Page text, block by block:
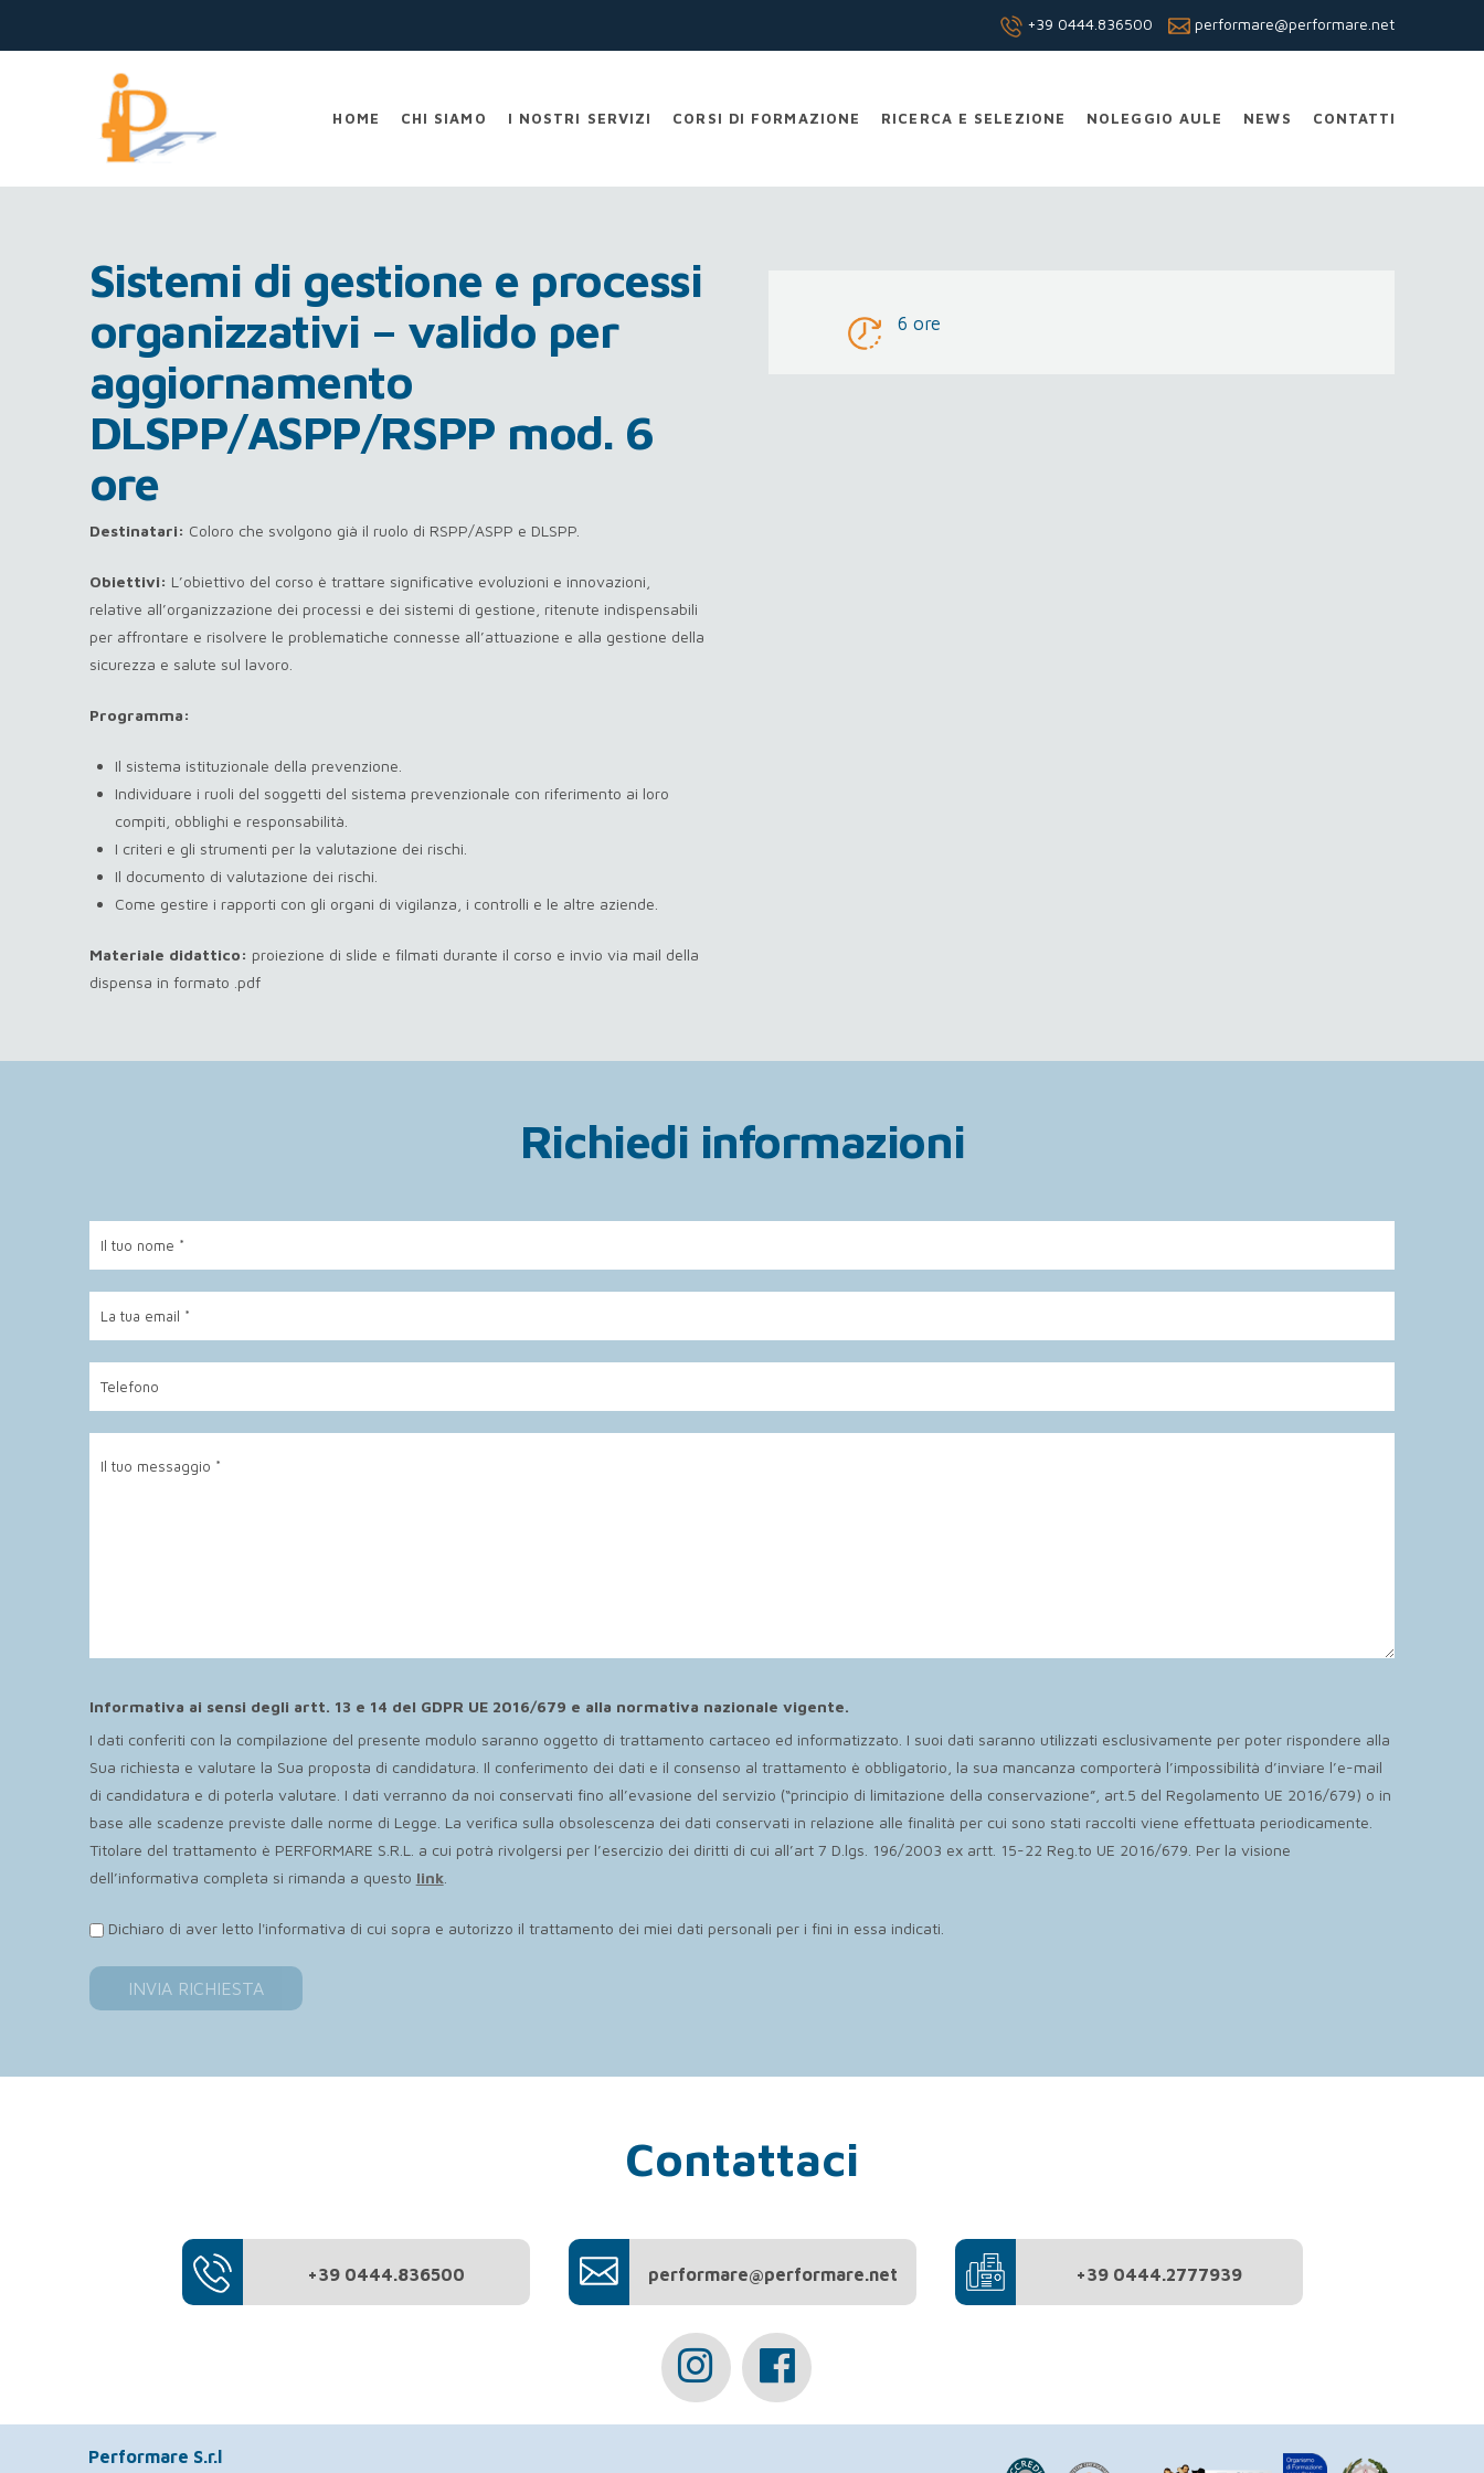
+39 0444.836500 performare@performare.net
Performare
HOME CHI SIAMO I NOSTRI SERVIZI CORSI DI FORMAZIONE RICERCA E SELEZIONE NOLEGGIO AULE NEWS CONTATTI
Sistemi di gestione e processi
organizzativi – valido per
aggiornamento
DLSPP/ASPP/RSPP mod. 6
ore
Destinatari: Coloro che svolgono già il ruolo di RSPP/ASPP e DLSPP.
Obiettivi: L’obiettivo del corso è trattare significative evoluzioni e innovazioni,
relative all’organizzazione dei processi e dei sistemi di gestione, ritenute indispensabili
per affrontare e risolvere le problematiche connesse all’attuazione e alla gestione della
sicurezza e salute sul lavoro.
Programma:
Il sistema istituzionale della prevenzione.
Individuare i ruoli del soggetti del sistema prevenzionale con riferimento ai loro
compiti, obblighi e responsabilità.
I criteri e gli strumenti per la valutazione dei rischi.
Il documento di valutazione dei rischi.
Come gestire i rapporti con gli organi di vigilanza, i controlli e le altre aziende.
Materiale didattico: proiezione di slide e filmati durante il corso e invio via mail della
dispensa in formato .pdf
6 ore
Richiedi informazioni
Informativa ai sensi degli artt. 13 e 14 del GDPR UE 2016/679 e alla normativa nazionale vigente.
I dati conferiti con la compilazione del presente modulo saranno oggetto di trattamento cartaceo ed informatizzato. I suoi dati saranno utilizzati esclusivamente per poter rispondere alla
Sua richiesta e valutare la Sua proposta di candidatura. Il conferimento dei dati e il consenso al trattamento è obbligatorio, la sua mancanza comporterà l’impossibilità d’inviare l’e-mail
di candidatura e di poterla valutare. I dati verranno da noi conservati fino all’evasione del servizio (“principio di limitazione della conservazione”, art.5 del Regolamento UE 2016/679) o in
base alle scadenze previste dalle norme di Legge. La verifica sulla obsolescenza dei dati conservati in relazione alle finalità per cui sono stati raccolti viene effettuata periodicamente.
Titolare del trattamento è PERFORMARE S.R.L. a cui potrà rivolgersi per l’esercizio dei diritti di cui all’art 7 D.lgs. 196/2003 ex artt. 15-22 Reg.to UE 2016/679. Per la visione
dell’informativa completa si rimanda a questo link.
Dichiaro di aver letto l'informativa di cui sopra e autorizzo il trattamento dei miei dati personali per i fini in essa indicati.
Contattaci
+39 0444.836500 performare@performare.net +39 0444.2777939
Performare S.r.l